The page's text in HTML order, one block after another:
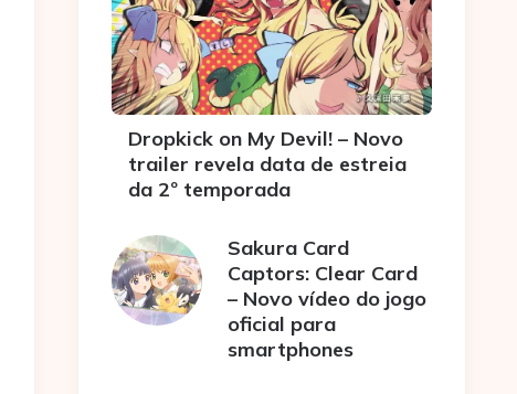
Dropkick on My Devil! – Novo
trailer revela data de estreia
da 2º temporada
Sakura Card
Captors: Clear Card
– Novo vídeo do jogo
oficial para
smartphones